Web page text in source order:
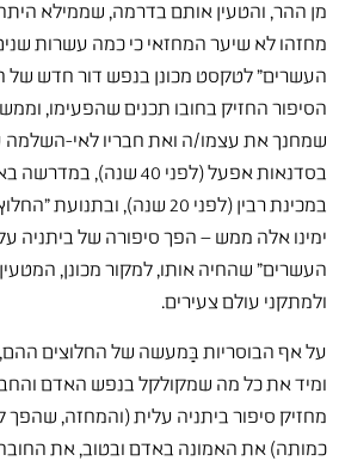
מן ההר, והטעין אותם בדרמה, שממילא
מחזהו לא שיער המחזאי כי כמה עשרות
העשרים" לטקסט מכונן בנפש דור חדש של
הסיפור החזיק בחובו תכנים שהפעימו,
שמחנך את עצמו/ה ואת חבריו לאי-השלמה
ימינו אלה ממש – הפך סיפורה של ביתניה
העשרים" שהחיה אותו, למקור מכונן,
ולמתקני עולם צעירים.
על אף הבוסריות בַּמעשה של החלוצים ההם,
ומיד את כל מה שמקולקל בנפש האדם
מחזיק סיפור ביתניה עלית (והמחזה, שהפך
כמותה) את האמונה באדם ובטוב, את